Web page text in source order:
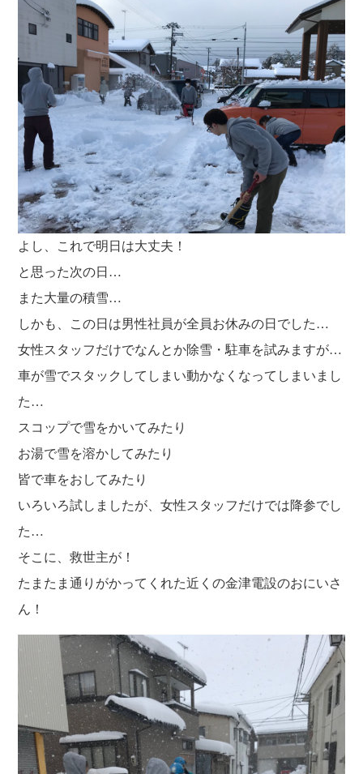
よし、これで明日は大丈夫！
と思った次の日…
また大量の積雪…
しかも、この日は男性社員が全員お休みの日でした…
女性スタッフだけでなんとか除雪・駐車を試みますが…
車が雪でスタックしてしまい動かなくなってしまいまし
た…
スコップで雪をかいてみたり
お湯で雪を溶かしてみたり
皆で車をおしてみたり
いろいろ試しましたが、女性スタッフだけでは降参でし
た…
そこに、救世主が！
たまたま通りがかってくれた近くの金津電設のおにいさ
ん！